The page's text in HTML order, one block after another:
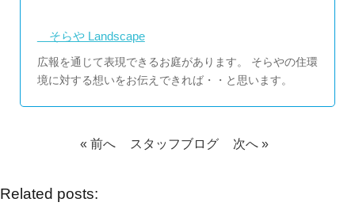
そらや Landscape
広報を通じて表現できるお庭があります。 そらやの住環
境に対する想いをお伝えできれば・・と思います。
« 前へ スタッフブログ 次へ »
Related posts: